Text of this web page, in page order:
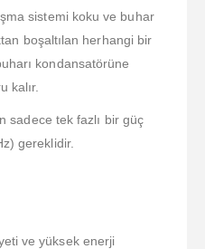
sistemi koku ve buhar
boşaltılan herhangi bir
kondansatörüne
kalır.
sadece tek fazlı bir güç
gereklidir.
ve yüksek enerji